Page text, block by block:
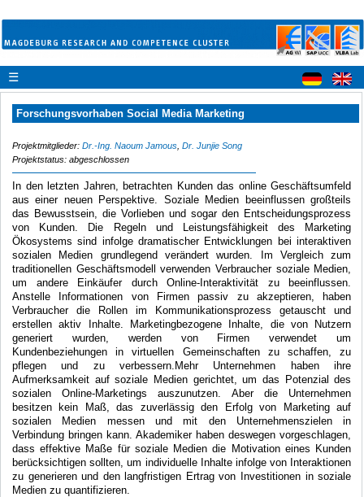
☰
Forschungsvorhaben Social Media Marketing
Projektmitglieder: Dr.-Ing. Naoum Jamous Dr. Junjie Song
Projektstatus: abgeschlossen
In den letzten Jahren, betrachten Kunden das online Geschäftsumfeld
aus einer neuen Perspektive. Soziale Medien beeinflussen großteils
das Bewusstsein, die Vorlieben und sogar den Entscheidungsprozess
von Kunden. Die Regeln und Leistungsfähigkeit des Marketing
Ökosystems sind infolge dramatischer Entwicklungen bei interaktiven
sozialen Medien grundlegend verändert wurden. Im Vergleich zum
traditionellen Geschäftsmodell verwenden Verbraucher soziale Medien,
um andere Einkäufer durch Online-Interaktivität zu beeinflussen.
Anstelle Informationen von Firmen passiv zu akzeptieren, haben
Verbraucher die Rollen im Kommunikationsprozess getauscht und
erstellen aktiv Inhalte. Marketingbezogene Inhalte, die von Nutzern
generiert wurden, werden von Firmen verwendet um
Kundenbeziehungen in virtuellen Gemeinschaften zu schaffen, zu
pflegen und zu verbessern.Mehr Unternehmen haben ihre
Aufmerksamkeit auf soziale Medien gerichtet, um das Potenzial des
sozialen Online-Marketings auszunutzen. Aber die Unternehmen
besitzen kein Maß, das zuverlässig den Erfolg von Marketing auf
sozialen Medien messen und mit den Unternehmenszielen in
Verbindung bringen kann. Akademiker haben deswegen vorgeschlagen,
dass effektive Maße für soziale Medien die Motivation eines Kunden
berücksichtigen sollten, um individuelle Inhalte infolge von Interaktionen
zu generieren und den langfristigen Ertrag von Investitionen in soziale
Medien zu quantifizieren.